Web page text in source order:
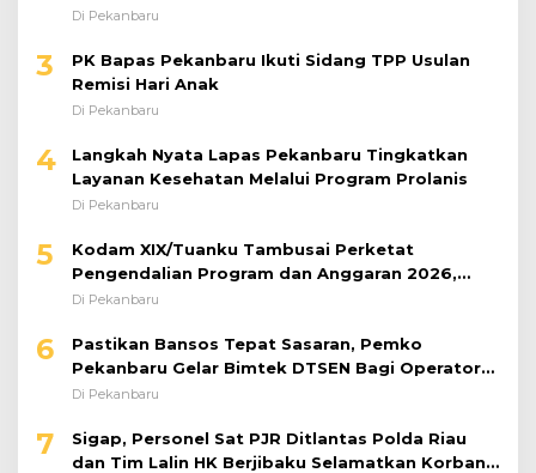
Minta Pelaku Ditangkap Pihak Kepolisian
Di Pekanbaru
3
PK Bapas Pekanbaru Ikuti Sidang TPP Usulan
Remisi Hari Anak
Di Pekanbaru
4
Langkah Nyata Lapas Pekanbaru Tingkatkan
Layanan Kesehatan Melalui Program Prolanis
Di Pekanbaru
5
Kodam XIX/Tuanku Tambusai Perketat
Pengendalian Program dan Anggaran 2026,
Pastikan Kinerja Tepat Sasaran
Di Pekanbaru
6
Pastikan Bansos Tepat Sasaran, Pemko
Pekanbaru Gelar Bimtek DTSEN Bagi Operator
Puskessos
Di Pekanbaru
7
Sigap, Personel Sat PJR Ditlantas Polda Riau
dan Tim Lalin HK Berjibaku Selamatkan Korban